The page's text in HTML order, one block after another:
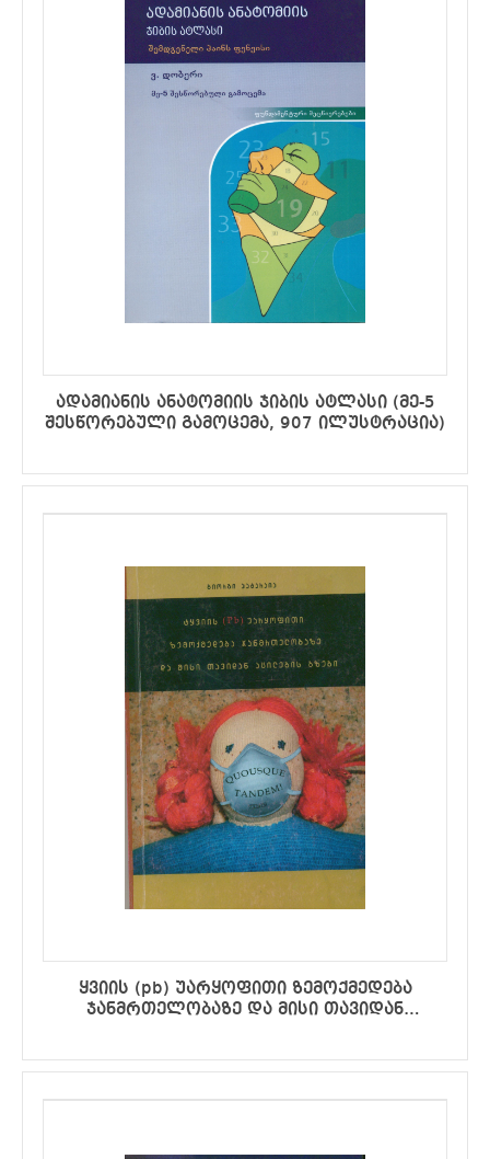
ადამიანის ანატომიის ჯიბის ატლასი (მე-5
შესწორებული გამოცემა, 907 ილუსტრაცია)
ყვიის (pb) უარყოფითი ზემოქმედება
ჯანმრთელობაზე და მისი თავიდან